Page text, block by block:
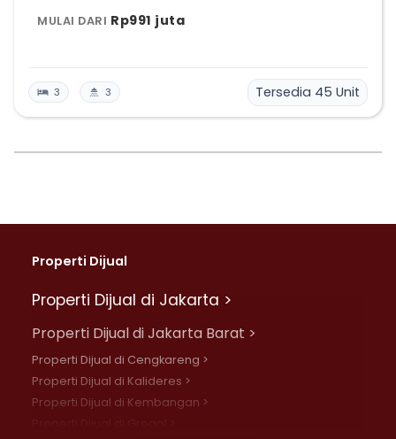
MULAI DARI Rp991 juta
3 3 Tersedia 45 Unit
Properti Dijual
Properti Dijual di Jakarta >
Properti Dijual di Jakarta Barat >
Properti Dijual di Cengkareng >
Properti Dijual di Kalideres >
Properti Dijual di Kembangan >